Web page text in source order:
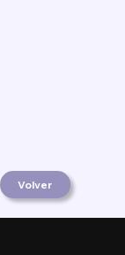
Volver